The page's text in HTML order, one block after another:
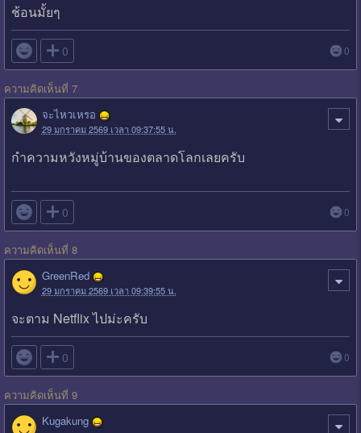
ช้อนมั้ยๆ
 0 0
ความคิดเห็นที่ 7
จะไหวเหรอ
29 มกราคม 2569 เวลา 09:37:55 น.
กำความหวังหมู่บ้านของตลาดโลกเลยครับ
 0 0
ความคิดเห็นที่ 8
GreenRed
29 มกราคม 2569 เวลา 09:39:55 น.
จะตาม Netflix ไปม่ะครับ
 0 0
ความคิดเห็นที่ 9
Kugakung